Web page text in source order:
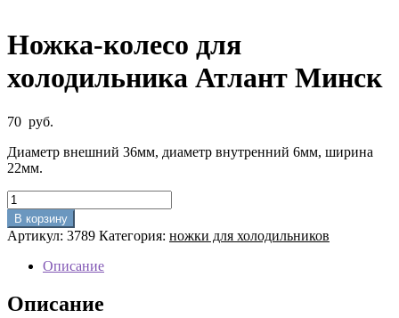
Ножка-колесо для
холодильника Атлант Минск
70 руб.
Диаметр внешний 36мм, диаметр внутренний 6мм, ширина
22мм.
Количество
товара
Ножка-
колесо
холодильника
Атлант
Минск
В корзину
Артикул: 3789 Категория: ножки для холодильников
Описание
Описание